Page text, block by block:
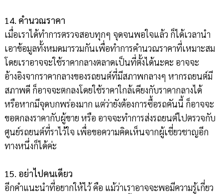
14. คำนวณราคา
เมื่อเราได้ทำการตรวจสอบทุกๆ จุดจนพอใจแล้ว ก็ได้เวลานำ
เอาข้อมูลทั้งหมดมารวมกันเพื่อทำการคำนวณราคาที่เหมาะสม
โดยเราอาจจะใช้ราคากลางตลาดเป็นที่ตั้งได้นะคะ อาจจะ
อ้างอิงจากราคากลางของรถยนต์ที่มีสภาพกลางๆ หากรถยนต์มี
สภาพดี ก็อาจจะตกลงโดยใช้ราคาใกล้เคียงกับราคากลางได้
หรือหากมีจุดบกพร่องมาก แต่ว่ายังต้องการซื้อรถคันนี้ ก็อาจจะ
ขอตกลงราคากับผู้ขาย หรือ อาจจะทำการส่งรถยนต์ไปตรวจกับ
ศูนย์รถยนต์ที่ราไว้ใจ เพื่อขอความคิดเห็นจากผู้เชี่ยวชาญอีก
ทางหนึ่งก็ได้ค่ะ
15. อย่าไปคนเดียว
อีกคำแนะนำที่อยากให้ไว้ คือ แม้ว่าเราอาจจะพอมีความรู้เกี่ยว